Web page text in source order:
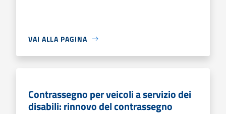
VAI ALLA PAGINA
Contrassegno per veicoli a servizio dei
disabili: rinnovo del contrassegno